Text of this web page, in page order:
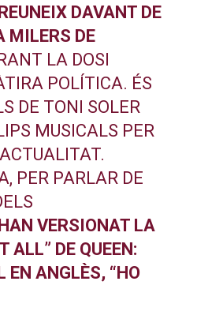
DAVANT DE
MILERS DE
LA DOSI
POLÍTICA. ÉS
DE TONI SOLER
MUSICALS PER
PER PARLAR DE
VERSIONAT LA
ALL” DE QUEEN:
EN ANGLÈS, “HO